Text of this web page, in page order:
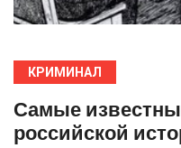
КРИМИНАЛ
Самые
российской